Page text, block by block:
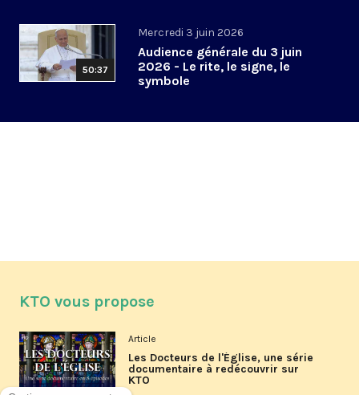
50:37
Mercredi 3 juin 2026
Audience générale du 3 juin
2026 - Le rite, le signe, le
symbole
KTO vous propose
Article
Les Docteurs de l'Église, une série
documentaire à redécouvrir sur
KTO